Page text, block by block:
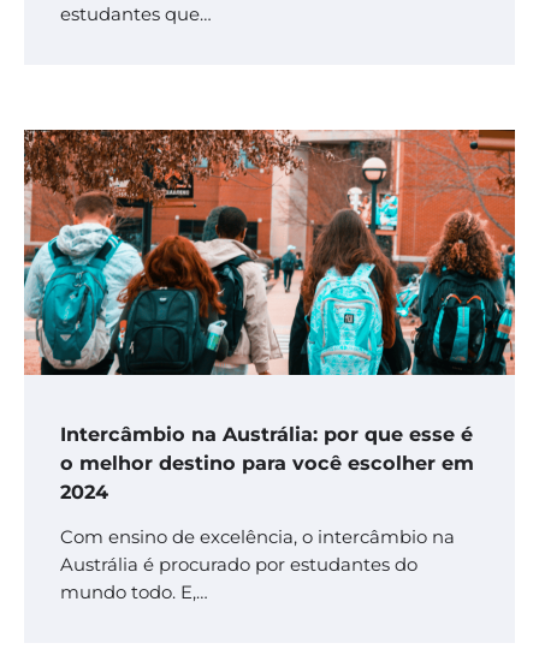
estudantes que…
Intercâmbio na Austrália: por que esse é
o melhor destino para você escolher em
2024
Com ensino de excelência, o intercâmbio na
Austrália é procurado por estudantes do
mundo todo. E,…